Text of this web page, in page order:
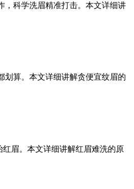
，科学洗眉精准打击。本文详细讲
划算。本文详细讲解贪便宜纹眉的
眉。本文详细讲解红眉难洗的原